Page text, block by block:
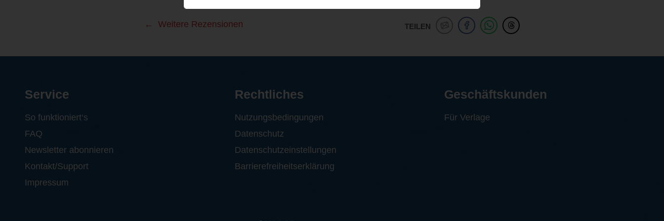
TEILEN
Weitere Rezensionen
Service
So funktioniert‘s
FAQ
Newsletter abonnieren
Kontakt/Support
Impressum
Rechtliches
Nutzungsbedingungen
Datenschutz
Datenschutzeinstellungen
Barrierefreiheitserklärung
Geschäftskunden
Für Verlage